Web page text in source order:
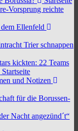
Vorsprung reichte
Ellenfeld
Trier schnappen
kickten: 22 Teams
Startseite
und Notizen
für die Borussen-
Nacht angezünd´t“